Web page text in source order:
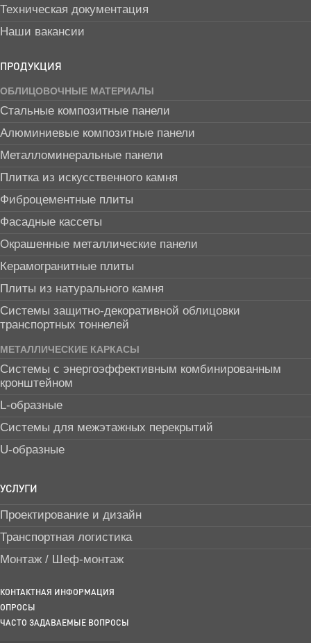
Техническая документация
Наши вакансии
ПРОДУКЦИЯ
ОБЛИЦОВОЧНЫЕ МАТЕРИАЛЫ
Стальные композитные панели
Алюминиевые композитные панели
Металломинеральные панели
Плитка из искусственного камня
Фиброцементные плиты
Фасадные кассеты
Окрашенные металлические панели
Керамогранитные плиты
Плиты из натурального камня
Системы защитно-декоративной облицовки
транспортных тоннелей
МЕТАЛЛИЧЕСКИЕ КАРКАСЫ
Системы с энергоэффективным комбинированным
кронштейном
L-образные
Системы для межэтажных перекрытий
U-образные
УСЛУГИ
Проектирование и дизайн
Транспортная логистика
Монтаж / Шеф-монтаж
КОНТАКТНАЯ ИНФОРМАЦИЯ
ОПРОСЫ
ЧАСТО ЗАДАВАЕМЫЕ ВОПРОСЫ